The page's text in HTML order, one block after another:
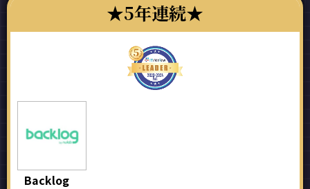
5年連続
Backlog